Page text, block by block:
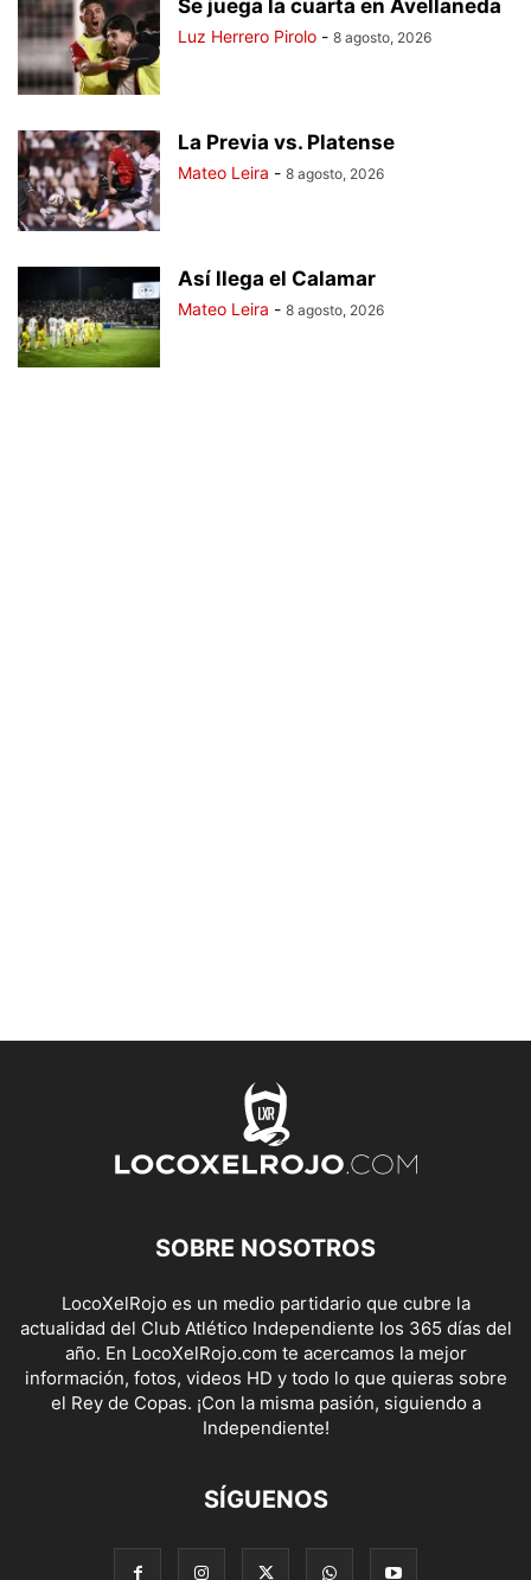
Se juega la cuarta en Avellaneda
Luz Herrero Pirolo - 8 agosto, 2026
La Previa vs. Platense
Mateo Leira - 8 agosto, 2026
Así llega el Calamar
Mateo Leira - 8 agosto, 2026
SOBRE NOSOTROS
LocoXelRojo es un medio partidario que cubre la
actualidad del Club Atlético Independiente los 365 días del
año. En LocoXelRojo.com te acercamos la mejor
información, fotos, videos HD y todo lo que quieras sobre
el Rey de Copas. ¡Con la misma pasión, siguiendo a
Independiente!
SÍGUENOS